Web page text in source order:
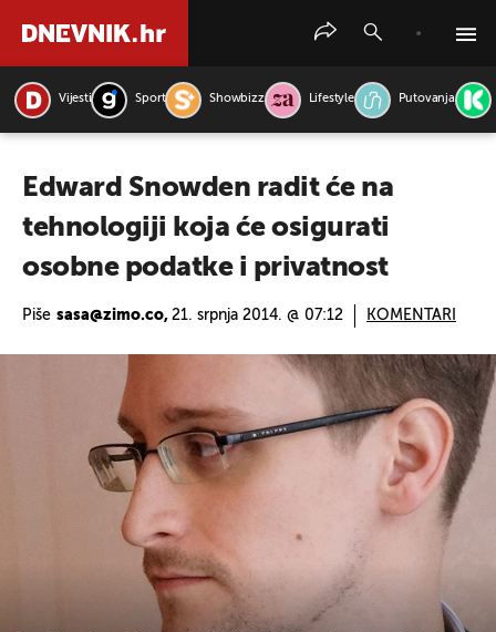
Vijesti Sport Showbizz Lifestyle Putovanja
Edward Snowden radit će na
tehnologiji koja će osigurati
osobne podatke i privatnost
Piše sasa@zimo.co, 21. srpnja 2014. @ 07:12 KOMENTARI
PRETRAŽITE VIJESTI